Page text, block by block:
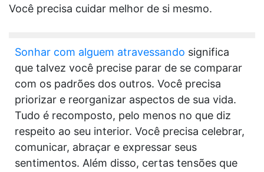
Você precisa cuidar melhor de si mesmo.
Sonhar com alguem atravessando significa
que talvez você precise parar de se comparar
com os padrões dos outros. Você precisa
priorizar e reorganizar aspectos de sua vida.
Tudo é recomposto, pelo menos no que diz
respeito ao seu interior. Você precisa celebrar,
comunicar, abraçar e expressar seus
sentimentos. Além disso, certas tensões que